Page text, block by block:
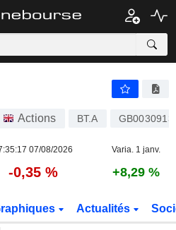
Actions BT.A
07/08/2026 Varia. 1 janv.
-0,35 % +8,29 %
Actualités